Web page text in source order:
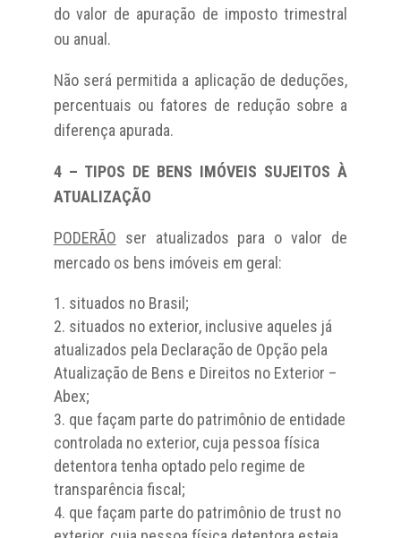
do valor de apuração de imposto trimestral
ou anual.
Não será permitida a aplicação de deduções,
percentuais ou fatores de redução sobre a
diferença apurada.
4 – TIPOS DE BENS IMÓVEIS SUJEITOS À
ATUALIZAÇÃO
PODERÃO ser atualizados para o valor de
mercado os bens imóveis em geral:
situados no Brasil;
situados no exterior, inclusive aqueles já
atualizados pela Declaração de Opção pela
Atualização de Bens e Direitos no Exterior –
Abex;
que façam parte do patrimônio de entidade
controlada no exterior, cuja pessoa física
detentora tenha optado pelo regime de
transparência fiscal;
que façam parte do patrimônio de trust no